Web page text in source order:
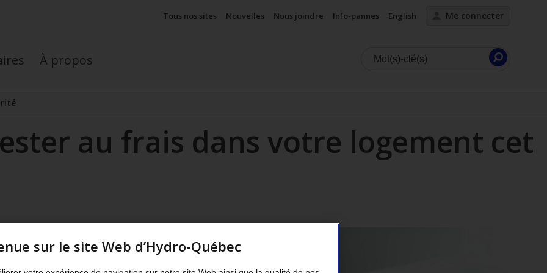
Tous nos sites Nouvelles Nous joindre Info-pannes English Me connecter
À propos
Lancer
au frais dans votre logement cet
sur le site Web d’Hydro-Québec